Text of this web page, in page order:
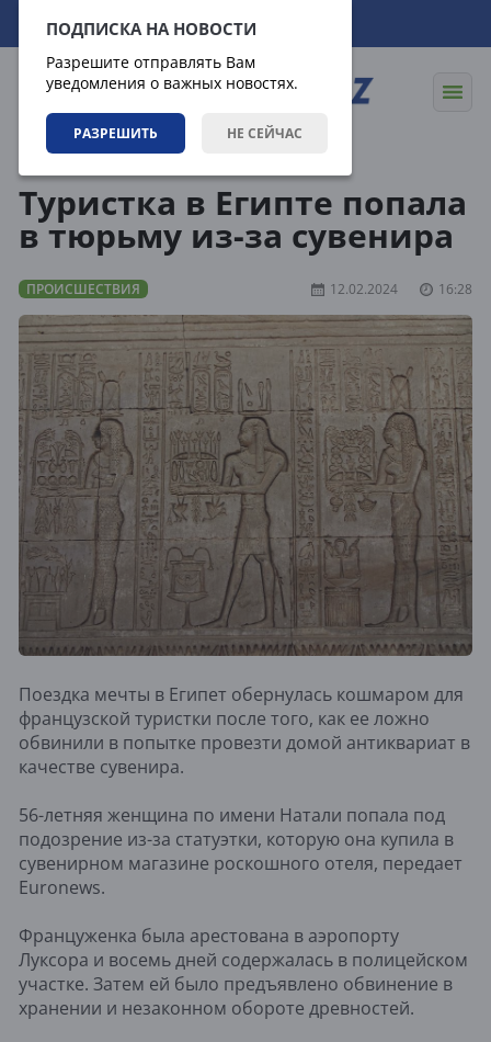
ПОДПИСКА НА НОВОСТИ
Разрешите отправлять Вам
уведомления о важных новостях.
РАЗРЕШИТЬ НЕ СЕЙЧАС
08.08.2026 22:16:02
Туристка в Египте попала
в тюрьму из-за сувенира
ПРОИСШЕСТВИЯ 12.02.2024 16:28
Поездка мечты в Египет обернулась кошмаром для
французской туристки после того, как ее ложно
обвинили в попытке провезти домой антиквариат в
качестве сувенира.
56-летняя женщина по имени Натали попала под
подозрение из-за статуэтки, которую она купила в
сувенирном магазине роскошного отеля, передает
Euronews.
Француженка была арестована в аэропорту
Луксора и восемь дней содержалась в полицейском
участке. Затем ей было предъявлено обвинение в
хранении и незаконном обороте древностей.